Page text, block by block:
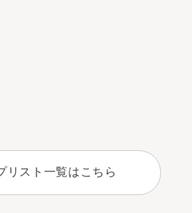
リスト一覧はこちら